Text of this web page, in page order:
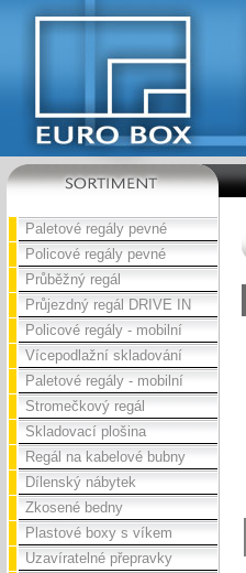
Paletové regály pevné
Policové regály pevné
Průběžný regál
Průjezdný regál DRIVE IN
Policové regály - mobilní
Vícepodlažní skladování
Paletové regály - mobilní
Stromečkový regál
Skladovací plošina
Regál na kabelové bubny
Dílenský nábytek
Zkosené bedny
Plastové boxy s víkem
Uzavíratelné přepravky